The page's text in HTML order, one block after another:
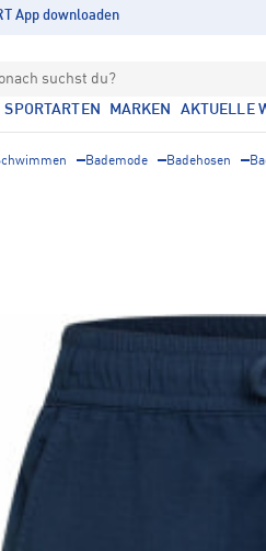
App downloaden
suchst du?
SPORTARTEN MARKEN AKTUELLE
Bademode Badehosen